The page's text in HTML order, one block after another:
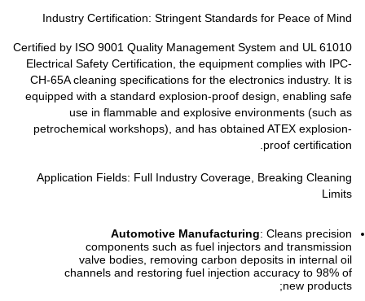
Industry Certification: Stringent Standards for Peace of Mind
Certified by ISO 9001 Quality Management System and UL 61010
Electrical Safety Certification, the equipment complies with IPC-
CH-65A cleaning specifications for the electronics industry. It is
equipped with a standard explosion-proof design, enabling safe
use in flammable and explosive environments (such as
petrochemical workshops), and has obtained ATEX explosion-
proof certification.
Application Fields: Full Industry Coverage, Breaking Cleaning
Limits
Automotive Manufacturing: Cleans precision
components such as fuel injectors and transmission
valve bodies, removing carbon deposits in internal oil
channels and restoring fuel injection accuracy to 98% of
new products;